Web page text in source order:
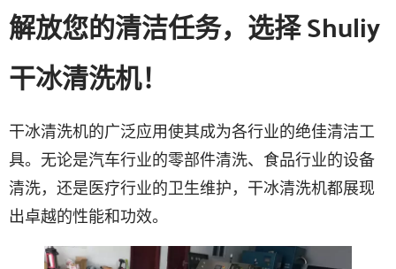
解放您的清洁任务，选择 Shuliy
干冰清洗机！
干冰清洗机的广泛应用使其成为各行业的绝佳清洁工
具。无论是汽车行业的零部件清洗、食品行业的设备
清洗，还是医疗行业的卫生维护，干冰清洗机都展现
出卓越的性能和功效。